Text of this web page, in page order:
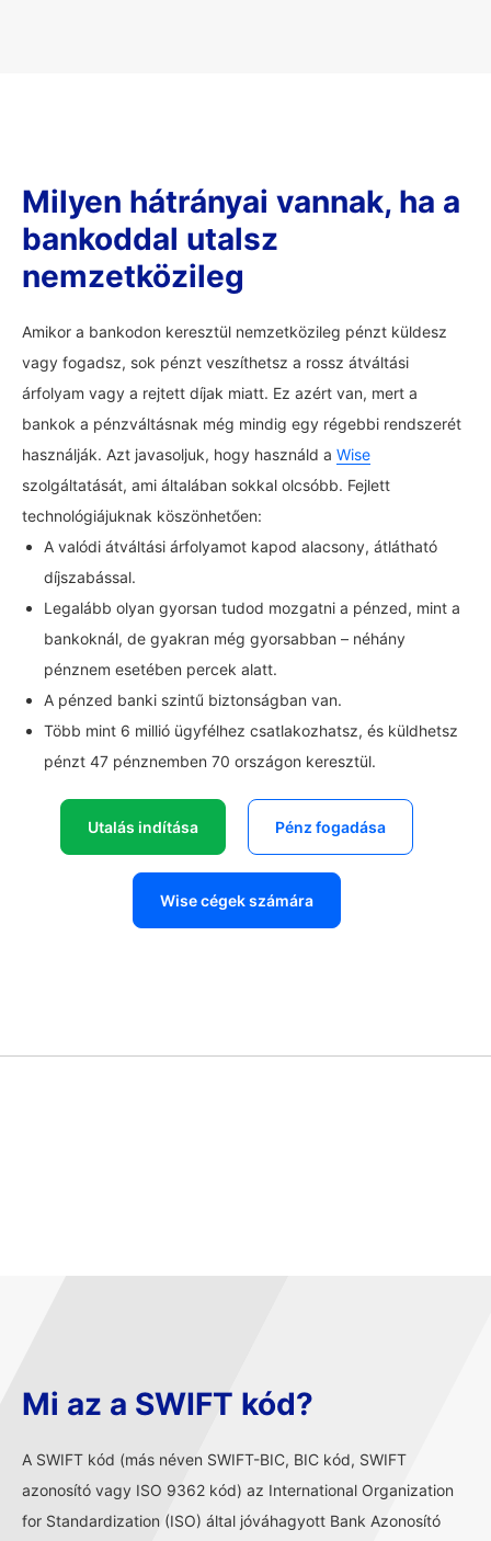
Milyen hátrányai vannak, ha a
bankoddal utalsz
nemzetközileg
Amikor a bankodon keresztül nemzetközileg pénzt küldesz
vagy fogadsz, sok pénzt veszíthetsz a rossz átváltási
árfolyam vagy a rejtett díjak miatt. Ez azért van, mert a
bankok a pénzváltásnak még mindig egy régebbi rendszerét
használják. Azt javasoljuk, hogy használd a Wise
szolgáltatását, ami általában sokkal olcsóbb. Fejlett
technológiájuknak köszönhetően:
A valódi átváltási árfolyamot kapod alacsony, átlátható
díjszabással.
Legalább olyan gyorsan tudod mozgatni a pénzed, mint a
bankoknál, de gyakran még gyorsabban – néhány
pénznem esetében percek alatt.
A pénzed banki szintű biztonságban van.
Több mint 6 millió ügyfélhez csatlakozhatsz, és küldhetsz
pénzt 47 pénznemben 70 országon keresztül.
Utalás indítása Pénz fogadása
Wise cégek számára
Mi az a SWIFT kód?
A SWIFT kód (más néven SWIFT-BIC, BIC kód, SWIFT
azonosító vagy ISO 9362 kód) az International Organization
for Standardization (ISO) által jóváhagyott Bank Azonosító